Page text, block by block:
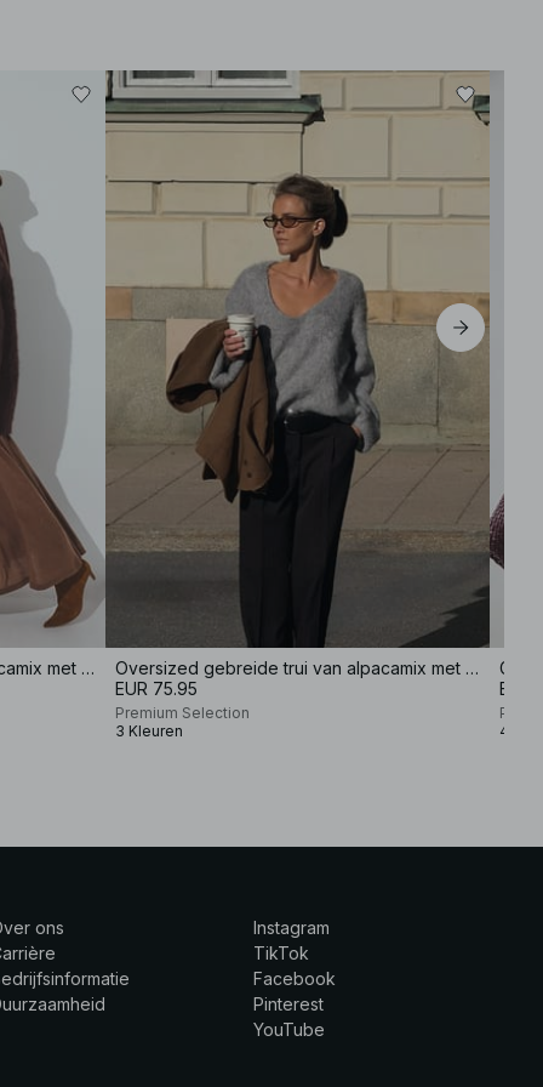
Oversized gebreide trui van alpacamix met lage halslijn
Oversized gebreide trui van alpacamix met lage halslijn
EUR 75.95
Premium Selection
3 Kleuren
EUR
4
ons
Instagram
TikTok
Facebook
Pinterest
YouTube